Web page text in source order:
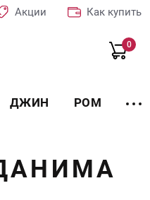
Акции Как купить
0
ДЖИН РОМ